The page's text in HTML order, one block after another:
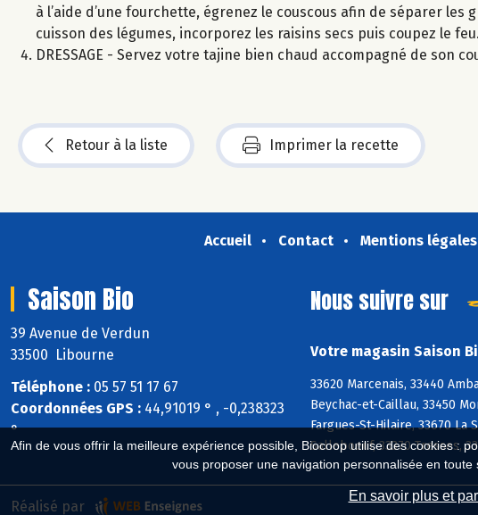
Afin de vous offrir la meilleure expérience possible, Biocoop utilise des cookies :
vous proposer une navigation personnalisée en
En savoir plus et
à l’aide d’une fourchette, égrenez le couscous afin de séparer
cuisson des légumes, incorporez les raisins secs puis coupez le feu.
DRESSAGE - Servez votre tajine bien chaud accompagné de son
Retour à la liste Imprimer la recette
Accueil Contact Mentions légales
Saison Bio
39 Avenue de Verdun
33500 Libourne
Téléphone : 05 57 51 17 67
Coordonnées GPS : 44,91019 ° , -0,238323
°
Nous suivre sur
Votre magasin Saison
33620 Marcenais, 33440
Beychac-et-Caillau, 33450
Fargues-St-Hilaire, 33670 La
Salleboeuf, 33370 Tresses,
Réalisé par